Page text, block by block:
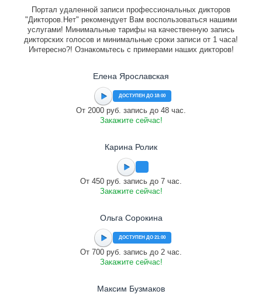
Портал удаленной записи профессиональных дикторов
"Дикторов.Нет" рекомендует Вам воспользоваться нашими
услугами! Минимальные тарифы на качественную запись
дикторских голосов и минимальные сроки записи от 1 часа!
Интересно?! Ознакомьтесь с примерами наших дикторов!
Елена Ярославская
ДОСТУПЕН ДО 18:00
От 2000 руб. запись до 48 час.
Закажите сейчас!
Карина Ролик
От 450 руб. запись до 7 час.
Закажите сейчас!
Ольга Сорокина
ДОСТУПЕН ДО 21:00
От 700 руб. запись до 2 час.
Закажите сейчас!
Максим Бузмаков